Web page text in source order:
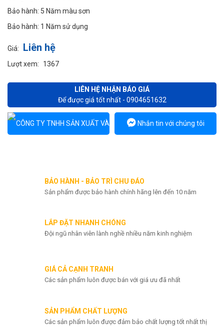
Bảo hành: 5 Năm màu sơn
Bảo hành: 1 Năm sử dụng
Giá: Liên hệ
Lượt xem: 1367
LIÊN HỆ NHẬN BÁO GIÁ
Để được giá tốt nhất - 0904651632
Nhắn tin với chúng tôi
BẢO HÀNH - BẢO TRÌ CHU ĐÁO
Sản phẩm được bảo hành chính hãng lên đến 10 năm
LẮP ĐẶT NHANH CHÓNG
Đội ngũ nhân viên lành nghề nhiều năm kinh nghiệm
GIÁ CẢ CẠNH TRANH
Các sản phẩm luôn được bán với giá ưu đã nhất
SẢN PHẨM CHẤT LƯỢNG
Các sản phẩm luôn được đảm bảo chất lượng tốt nhất thị